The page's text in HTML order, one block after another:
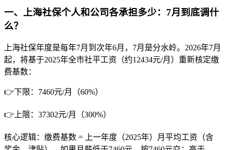
一、上海社保个人和公司各承担多少：7月到底调什
么？
上海社保年度是每年7月到次年6月，7月是分水岭。2026年7月
起，将基于2025年全市社平工资（约12434元/月）重新核定缴
费基数：
👉下限：7460元/月（60%）
👉上限：37302元/月（300%）
核心逻辑：缴费基数 = 上一年度（2025年）月平均工资（含